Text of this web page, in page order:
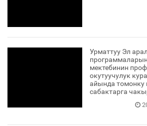
Урматтуу Эл
мектебинин
окутуучулук
айында томонку
сабактарга